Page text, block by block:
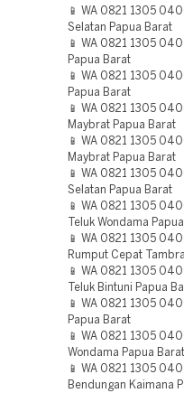
📱 WA 0821 1305
Selatan Papua Barat
📱 WA 0821 1305
Papua Barat
📱 WA 0821 1305
Papua Barat
📱 WA 0821 1305
Maybrat Papua Barat
📱 WA 0821 1305
Maybrat Papua Barat
📱 WA 0821 1305
Selatan Papua Barat
📱 WA 0821 1305
Teluk Wondama
📱 WA 0821 1305
Rumput Cepat
📱 WA 0821 1305
Teluk Bintuni Papua
📱 WA 0821 1305
Papua Barat
📱 WA 0821 1305
Wondama Papua Barat
📱 WA 0821 1305
Bendungan Kaimana